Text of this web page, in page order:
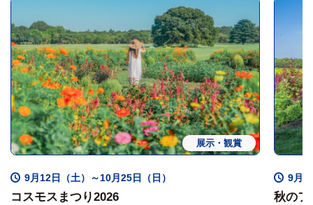
展示・観賞
9月12日（土）～10月25日（日）
コスモスまつり2026
9月
秋のフ